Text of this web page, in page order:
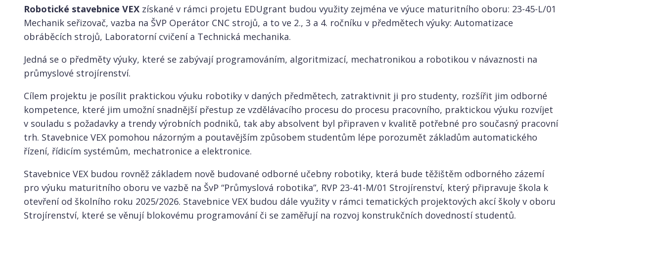
Robotické stavebnice VEX získané v rámci projetu EDUgrant budou využity zejména ve výuce maturitního oboru: 23-45-L/01
Mechanik seřizovač, vazba na ŠVP Operátor CNC strojů, a to ve 2., 3 a 4. ročníku v předmětech výuky: Automatizace
obráběcích strojů, Laboratorní cvičení a Technická mechanika.
Jedná se o předměty výuky, které se zabývají programováním, algoritmizací, mechatronikou a robotikou v návaznosti na
průmyslové strojírenství.
Cílem projektu je posílit praktickou výuku robotiky v daných předmětech, zatraktivnit ji pro studenty, rozšířit jim odborné
kompetence, které jim umožní snadnější přestup ze vzdělávacího procesu do procesu pracovního, praktickou výuku rozvíjet
v souladu s požadavky a trendy výrobních podniků, tak aby absolvent byl připraven v kvalitě potřebné pro současný pracovní
trh. Stavebnice VEX pomohou názorným a poutavějším způsobem studentům lépe porozumět základům automatického
řízení, řídicím systémům, mechatronice a elektronice.
Stavebnice VEX budou rovněž základem nově budované odborné učebny robotiky, která bude těžištěm odborného zázemí
pro výuku maturitního oboru ve vazbě na ŠvP “Průmyslová robotika”, RVP 23-41-M/01 Strojírenství, který připravuje škola k
otevření od školního roku 2025/2026. Stavebnice VEX budou dále využity v rámci tematických projektových akcí školy v oboru
Strojírenství, které se věnují blokovému programování či se zaměřují na rozvoj konstrukčních dovedností studentů.